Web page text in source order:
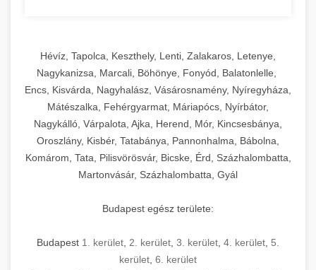
Hévíz, Tapolca, Keszthely, Lenti, Zalakaros, Letenye,
Nagykanizsa, Marcali, Böhönye, Fonyód, Balatonlelle,
Encs, Kisvárda, Nagyhalász, Vásárosnamény, Nyíregyháza,
Mátészalka, Fehérgyarmat, Máriapócs, Nyírbátor,
Nagykálló, Várpalota, Ajka, Herend, Mór, Kincsesbánya,
Oroszlány, Kisbér, Tatabánya, Pannonhalma, Bábolna,
Komárom, Tata, Pilisvörösvár, Bicske, Érd, Százhalombatta,
Martonvásár, Százhalombatta, Gyál
Budapest egész területe:
Budapest 1. kerület 2. kerület 3. kerület 4. kerület 5.
kerület 6. kerület